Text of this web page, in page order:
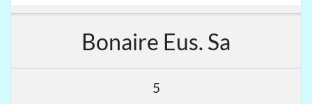
Bonaire Eus. Sa
5